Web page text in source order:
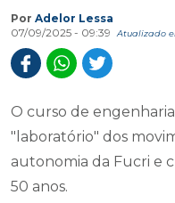
Por Adelor Lessa
07/09/2025 - 09:39
Atualizado
O curso de
"laboratório" dos
autonomia da Fucri e
50 anos.